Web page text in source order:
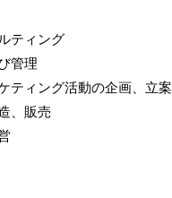
ティング
管理
ティング活動の企画、立
、販売